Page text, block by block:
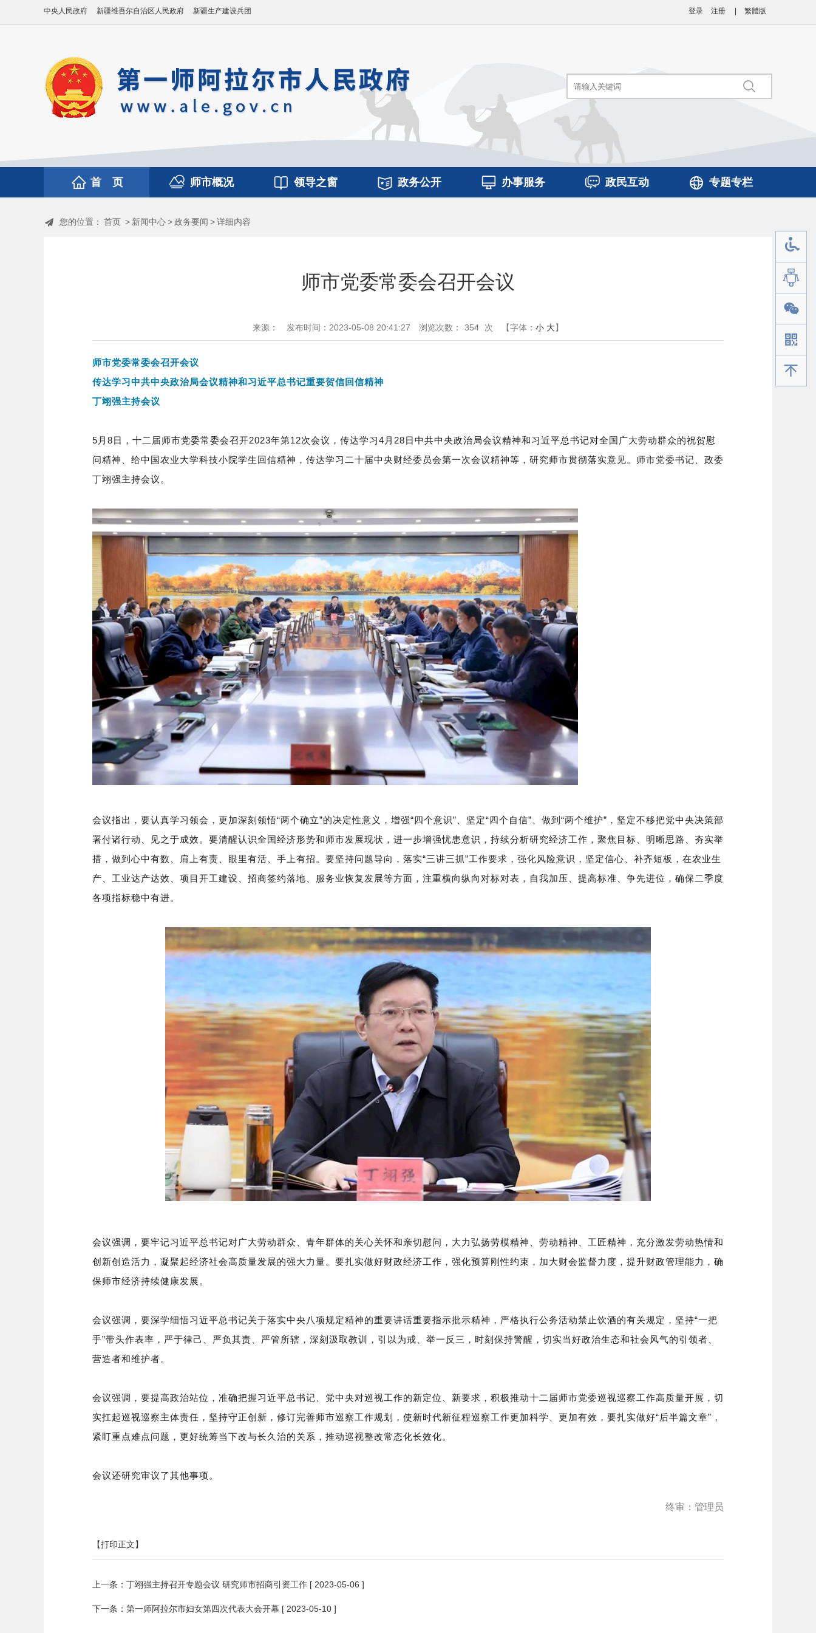
登录 注册 繁體版
中央人民政府 新疆维吾尔自治区人民政府 新疆生产建设兵团
首 页 师市概况 领导之窗 政务公开 办事服务 政民互动 专题专栏
您的位置： 首页 > 新闻中心>政务要闻 >详细内容
师市党委常委会召开会议
来源： 发布时间：2023-05-08 20:41:27 浏览次数： 354 次 【字体： 小 大】
师市党委常委会召开会议
传达学习中共中央政治局会议精神和习近平总书记重要贺信回信精神
丁翊强主持会议
5月8日，十二届师市党委常委会召开2023年第12次会议，传达学习4月28日中共中央政治局会议精神和习近平总书记对全国广大劳动群众的祝贺慰
问精神、给中国农业大学科技小院学生回信精神，传达学习二十届中央财经委员会第一次会议精神等，研究师市贯彻落实意见。师市党委书记、政委
丁翊强主持会议。
会议指出，要认真学习领会，更加深刻领悟“两个确立”的决定性意义，增强“四个意识”、坚定“四个自信”、做到“两个维护”，坚定不移把党中央决策部
署付诸行动、见之于成效。要清醒认识全国经济形势和师市发展现状，进一步增强忧患意识，持续分析研究经济工作，聚焦目标、明晰思路、夯实举
措，做到心中有数、肩上有责、眼里有活、手上有招。要坚持问题导向，落实“三讲三抓”工作要求，强化风险意识，坚定信心、补齐短板，在农业生
产、工业达产达效、项目开工建设、招商签约落地、服务业恢复发展等方面，注重横向纵向对标对表，自我加压、提高标准、争先进位，确保二季度
各项指标稳中有进。
会议强调，要牢记习近平总书记对广大劳动群众、青年群体的关心关怀和亲切慰问，大力弘扬劳模精神、劳动精神、工匠精神，充分激发劳动热情和
创新创造活力，凝聚起经济社会高质量发展的强大力量。要扎实做好财政经济工作，强化预算刚性约束，加大财会监督力度，提升财政管理能力，确
保师市经济持续健康发展。
会议强调，要深学细悟习近平总书记关于落实中央八项规定精神的重要讲话重要指示批示精神，严格执行公务活动禁止饮酒的有关规定，坚持“一把
手”带头作表率，严于律己、严负其责、严管所辖，深刻汲取教训，引以为戒、举一反三，时刻保持警醒，切实当好政治生态和社会风气的引领者、
营造者和维护者。
会议强调，要提高政治站位，准确把握习近平总书记、党中央对巡视工作的新定位、新要求，积极推动十二届师市党委巡视巡察工作高质量开展，切
实扛起巡视巡察主体责任，坚持守正创新，修订完善师市巡察工作规划，使新时代新征程巡察工作更加科学、更加有效，要扎实做好“后半篇文章”，
紧盯重点难点问题，更好统筹当下改与长久治的关系，推动巡视整改常态化长效化。
会议还研究审议了其他事项。
终审：管理员
【打印正文】
上一条： 丁翊强主持召开专题会议 研究师市招商引资工作 [ 2023-05-06 ]
下一条： 第一师阿拉尔市妇女第四次代表大会开幕 [ 2023-05-10 ]
手机版